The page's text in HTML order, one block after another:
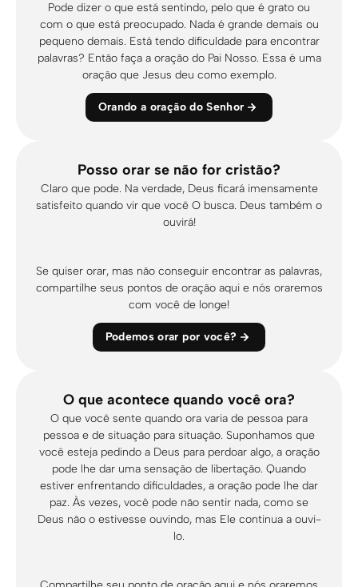
Pode dizer o que está sentindo, pelo que é grato ou
com o que está preocupado. Nada é grande demais ou
pequeno demais. Está tendo dificuldade para encontrar
palavras? Então faça a oração do Pai Nosso. Essa é uma
oração que Jesus deu como exemplo.
Orando a oração do Senhor
Posso orar se não for cristão?
Claro que pode. Na verdade, Deus ficará imensamente
satisfeito quando vir que você O busca. Deus também o
ouvirá!
Se quiser orar, mas não conseguir encontrar as palavras,
compartilhe seus pontos de oração aqui e nós oraremos
com você de longe!
Podemos orar por você?
O que acontece quando você ora?
O que você sente quando ora varia de pessoa para
pessoa e de situação para situação. Suponhamos que
você esteja pedindo a Deus para perdoar algo, a oração
pode lhe dar uma sensação de libertação. Quando
estiver enfrentando dificuldades, a oração pode lhe dar
paz. Às vezes, você pode não sentir nada, como se
Deus não o estivesse ouvindo, mas Ele continua a ouvi-
lo.